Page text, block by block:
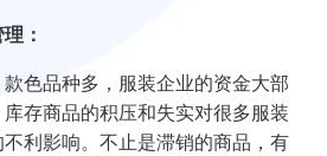
：
色品种多，服装企业的资金大部
存商品的积压和失实对很多服装
利影响。不止是滞销的商品，有